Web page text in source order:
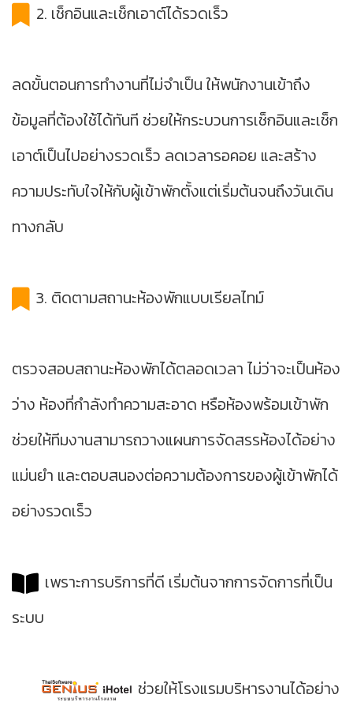
2. เช็กอินและเช็กเอาต์ได้รวดเร็ว
ลดขั้นตอนการทำงานที่ไม่จำเป็น ให้พนักงานเข้าถึง
ข้อมูลที่ต้องใช้ได้ทันที ช่วยให้กระบวนการเช็กอินและเช็ก
เอาต์เป็นไปอย่างรวดเร็ว ลดเวลารอคอย และสร้าง
ความประทับใจให้กับผู้เข้าพักตั้งแต่เริ่มต้นจนถึงวันเดิน
ทางกลับ
3. ติดตามสถานะห้องพักแบบเรียลไทม์
ตรวจสอบสถานะห้องพักได้ตลอดเวลา ไม่ว่าจะเป็นห้อง
ว่าง ห้องที่กำลังทำความสะอาด หรือห้องพร้อมเข้าพัก
ช่วยให้ทีมงานสามารถวางแผนการจัดสรรห้องได้อย่าง
แม่นยำ และตอบสนองต่อความต้องการของผู้เข้าพักได้
อย่างรวดเร็ว
เพราะการบริการที่ดี เริ่มต้นจากการจัดการที่เป็น
ระบบ
ช่วยให้โรงแรมบริหารงานได้อย่าง